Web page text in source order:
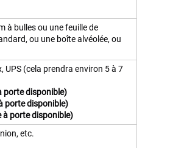
à bulles ou une feuille de
ou une boîte alvéolée, ou
UPS (cela prendra environ 5 à 7
porte disponible)
porte disponible)
à porte disponible)
etc.